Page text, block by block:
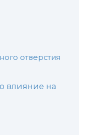
отверстия
влияние на